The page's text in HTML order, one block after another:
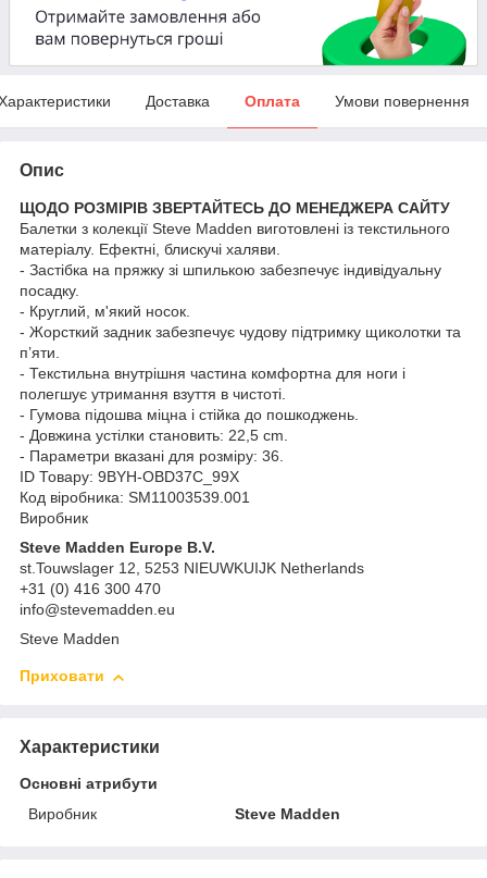
Доставка Оплата Умови повернення
Опис
ЩОДО РОЗМІРІВ ЗВЕРТАЙТЕСЬ ДО МЕНЕДЖЕРА САЙТУ
Балетки з колекції Steve Madden виготовлені із текстильного
матеріалу. Ефектні, блискучі халяви.
- Застібка на пряжку зі шпилькою забезпечує індивідуальну
посадку.
- Круглий, м'який носок.
- Жорсткий задник забезпечує чудову підтримку щиколотки та
п’яти.
- Текстильна внутрішня частина комфортна для ноги і
полегшує утримання взуття в чистоті.
- Гумова підошва міцна і стійка до пошкоджень.
- Довжина устілки становить: 22,5 cm.
- Параметри вказані для розміру: 36.
ID Товару: 9BYH-OBD37C_99X
Код віробника: SM11003539.001
Виробник
Steve Madden Europe B.V.
st.Touwslager 12, 5253 NIEUWKUIJK Netherlands
+31 (0) 416 300 470
info@stevemadden.eu
Steve Madden
Приховати
Характеристики
Основні атрибути
Виробник
Steve Madden